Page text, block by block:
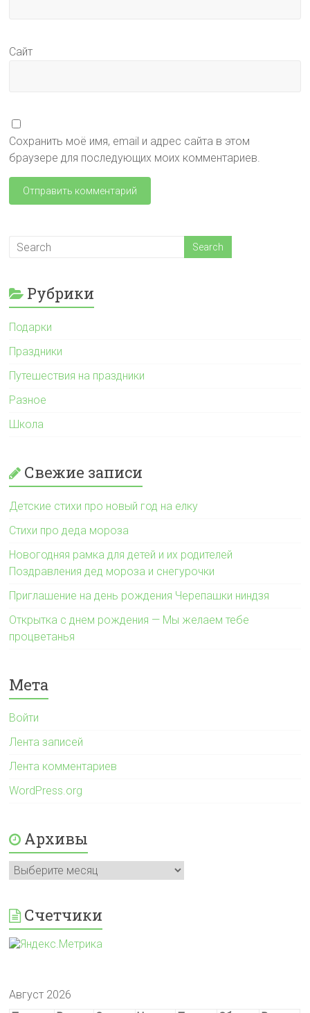
Сайт
Сохранить моё имя, email и адрес сайта в этом
браузере для последующих моих комментариев.
Рубрики
Подарки
Праздники
Путешествия на праздники
Разное
Школа
Свежие записи
Детские стихи про новый год на елку
Стихи про деда мороза
Новогодняя рамка для детей и их родителей
Поздравления дед мороза и снегурочки
Приглашение на день рождения Черепашки ниндзя
Открытка с днем рождения — Мы желаем тебе
процветанья
Мета
Войти
Лента записей
Лента комментариев
WordPress.org
Архивы
Архивы
Счетчики
Август 2026